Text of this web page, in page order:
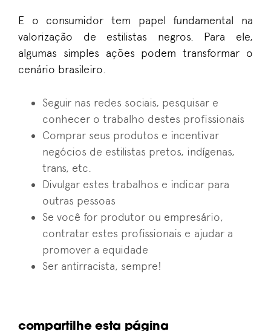
E o consumidor tem papel fundamental na
valorização de estilistas negros. Para ele,
algumas simples ações podem transformar o
cenário brasileiro.
Seguir nas redes sociais, pesquisar e
conhecer o trabalho destes profissionais
Comprar seus produtos e incentivar
negócios de estilistas pretos, indígenas,
trans, etc.
Divulgar estes trabalhos e indicar para
outras pessoas
Se você for produtor ou empresário,
contratar estes profissionais e ajudar a
promover a equidade
Ser antirracista, sempre!
compartilhe esta página
MODA &
4º
Desafio
+